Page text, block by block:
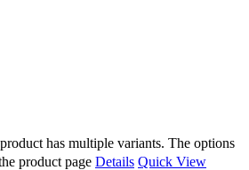
has multiple variants. The options
product page Details Quick View